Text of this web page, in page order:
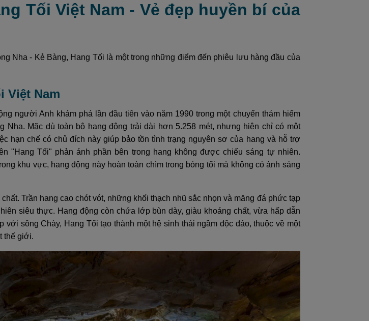
Tối Việt Nam - Vẻ đẹp huyền bí của
Nha - Kẻ Bàng, Hang Tối là một trong những điểm đến phiêu lưu hàng đầu của
Việt Nam
người Anh khám phá lần đầu tiên vào năm 1990 trong một chuyến thám hiểm
Nha. Mặc dù toàn bộ hang động trải dài hơn 5.258 mét, nhưng hiện chỉ có một
hạn chế có chủ đích này giúp bảo tồn tình trạng nguyên sơ của hang và hỗ trợ
"Hang Tối" phản ánh phần bên trong hang không được chiếu sáng tự nhiên.
khu vực, hang động này hoàn toàn chìm trong bóng tối mà không có ánh sáng
Trần hang cao chót vót, những khối thạch nhũ sắc nhọn và măng đá phức tạp
siêu thực. Hang động còn chứa lớp bùn dày, giàu khoáng chất, vừa hấp dẫn
sông Chày, Hang Tối tạo thành một hệ sinh thái ngầm độc đáo, thuộc về một
thế giới.